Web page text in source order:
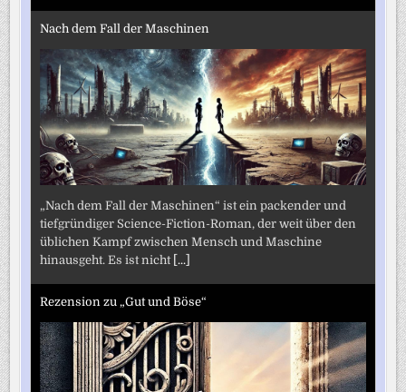
Nach dem Fall der Maschinen
„Nach dem Fall der Maschinen“ ist ein packender und
tiefgründiger Science-Fiction-Roman, der weit über den
üblichen Kampf zwischen Mensch und Maschine
hinausgeht. Es ist nicht [...]
Rezension zu „Gut und Böse“